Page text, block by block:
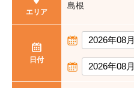
エリア
島根
日付